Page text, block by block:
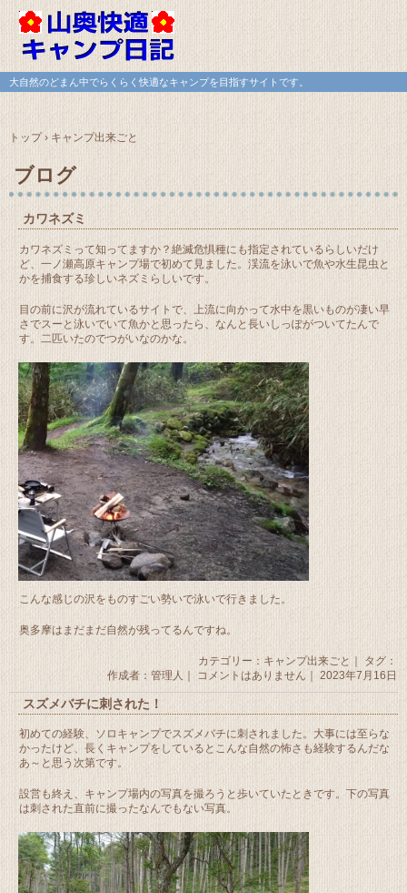
大自然のどまん中でらくらく快適なキャンプを目指すサイトです。
トップ› キャンプ出来ごと
ブログ
カワネズミ
カワネズミって知ってますか？絶滅危惧種にも指定されているらしいだけ
ど、一ノ瀬高原キャンプ場で初めて見ました。渓流を泳いで魚や水生昆虫と
かを捕食する珍しいネズミらしいです。
目の前に沢が流れているサイトで、上流に向かって水中を黒いものが凄い早
さでスーと泳いでいて魚かと思ったら、なんと長いしっぽがついてたんで
す。二匹いたのでつがいなのかな。
こんな感じの沢をものすごい勢いで泳いで行きました。
奥多摩はまだまだ自然が残ってるんですね。
カテゴリー： キャンプ出来ごと ｜ タグ：
作成者：管理人｜
コメントはありません ｜ 2023年7月16日
スズメバチに刺された！
初めての経験、ソロキャンプでスズメバチに刺されました。大事には至らな
かったけど、長くキャンプをしているとこんな自然の怖さも経験するんだな
あ～と思う次第です。
設営も終え、キャンプ場内の写真を撮ろうと歩いていたときです。下の写真
は刺された直前に撮ったなんでもない写真。